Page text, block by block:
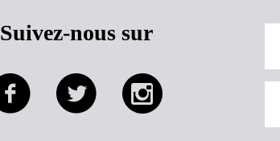
Suivez-nous sur